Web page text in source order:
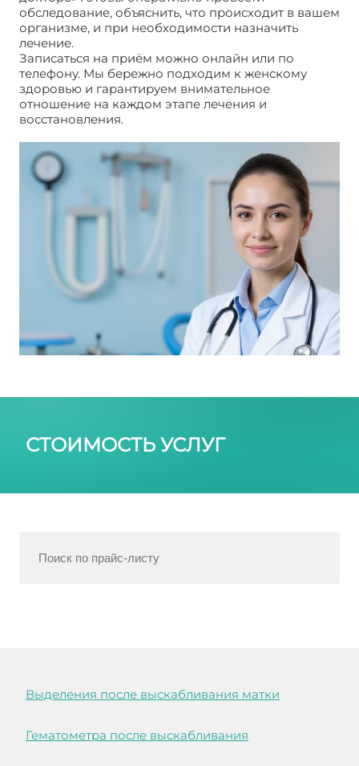
обследование, объяснить, что происходит в вашем
организме, и при необходимости назначить
лечение.
Записаться на приём можно онлайн или по
телефону. Мы бережно подходим к женскому
здоровью и гарантируем внимательное
отношение на каждом этапе лечения и
восстановления.
СТОИМОСТЬ УСЛУГ
Выделения после выскабливания матки
Гематометра после выскабливания